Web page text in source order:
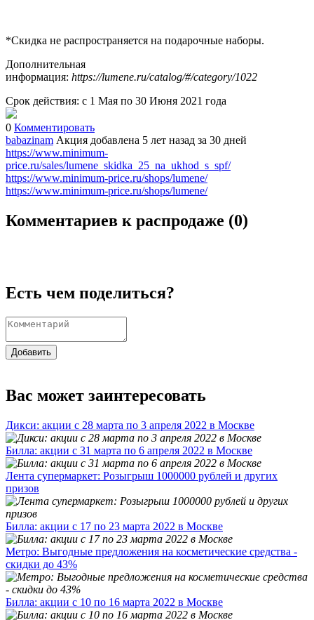
*Скидка не распространяется на подарочные наборы.
Дополнительная
информация: https://lumene.ru/catalog/#/category/1022
Срок действия: с 1 Мая по 30 Июня 2021 года
0 Комментировать
babazinam Акция добавлена 5 лет назад за 30 дней
https://www.minimum-
price.ru/sales/lumene_skidka_25_na_ukhod_s_spf/
https://www.minimum-price.ru/shops/lumene/
https://www.minimum-price.ru/shops/lumene/
Комментариев к распродаже (0)
Есть чем поделиться?
Добавить
Вас может заинтересовать
Дикси: акции с 28 марта по 3 апреля 2022 в Москве
Билла: акции с 31 марта по 6 апреля 2022 в Москве
Лента супермаркет: Розыгрыш 1000000 рублей и других
призов
Билла: акции с 17 по 23 марта 2022 в Москве
Метро: Выгодные предложения на косметические средства -
скидки до 43%
Билла: акции с 10 по 16 марта 2022 в Москве